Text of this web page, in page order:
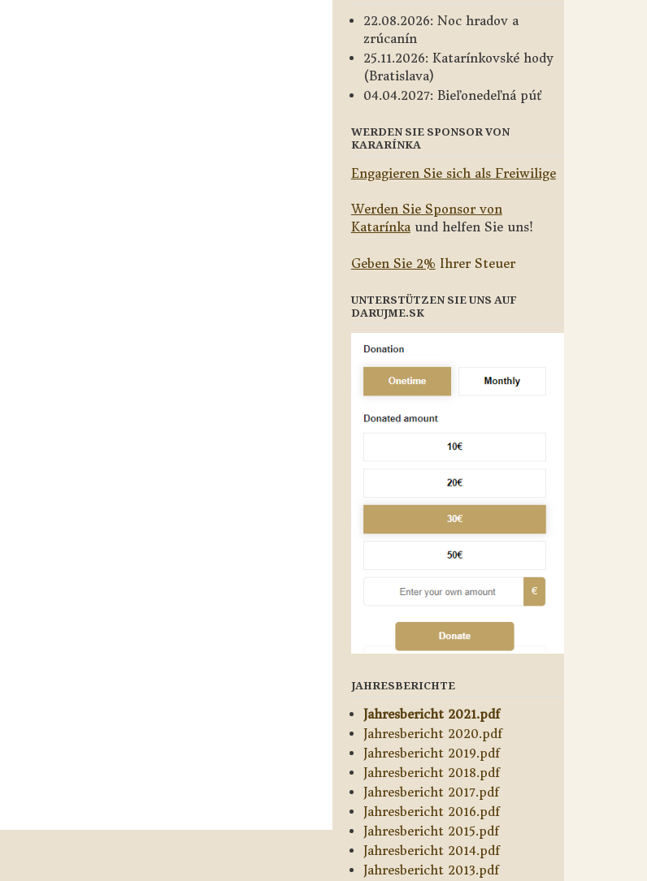
22.08.2026: Noc hradov a
zrúcanín
25.11.2026: Katarínkovské hody
(Bratislava)
04.04.2027: Bieľonedeľná púť
WERDEN SIE SPONSOR VON
KARARÍNKA
Engagieren Sie sich als Freiwilige
Werden Sie Sponsor von
Katarínkaund helfen Sie uns!
Geben Sie 2% Ihrer Steuer
UNTERSTÜTZEN SIE UNS AUF
DARUJME.SK
JAHRESBERICHTE
Jahresbericht 2021.pdf
Jahresbericht 2020.pdf
Jahresbericht 2019.pdf
Jahresbericht 2018.pdf
Jahresbericht 2017.pdf
Jahresbericht 2016.pdf
Jahresbericht 2015.pdf
Jahresbericht 2014.pdf
Jahresbericht 2013.pdf